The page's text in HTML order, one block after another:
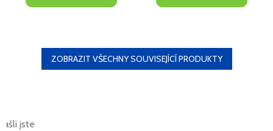
jste
ZOBRAZIT VŠECHNY SOUVISEJÍCÍ PRODUKTY